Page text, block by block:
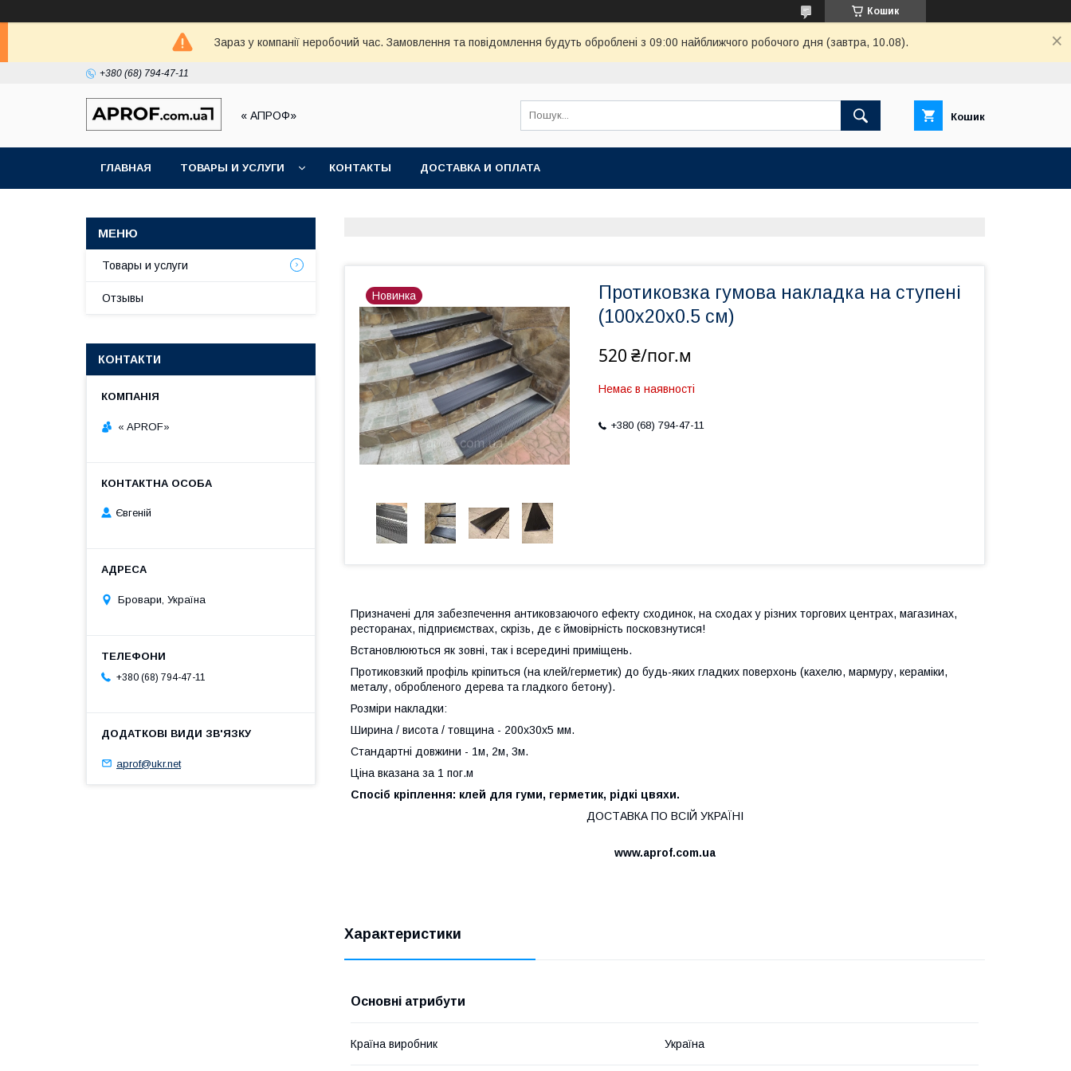
Кошик
Зараз у компанії неробочий час. Замовлення та повідомлення будуть оброблені з 09:00 найближчого робочого дня (завтра, 10.08).
+380 (68) 794-47-11
« АПРОФ» Кошик
ГЛАВНАЯ ТОВАРЫ И УСЛУГИ КОНТАКТЫ ДОСТАВКА И ОПЛАТА
Новинка
Протиковзка гумова накладка на ступені
(100х20х0.5 см)
520 ₴/пог.м
Немає в наявності
+380 (68) 794-47-11
Призначені для забезпечення антиковзаючого ефекту сходинок, на сходах у різних торгових центрах, магазинах,
ресторанах, підприємствах, скрізь, де є ймовірність посковзнутися!
Встановлюються як зовні, так і всередині приміщень.
Протиковзкий профіль кріпиться (на клей/герметик) до будь-яких гладких поверхонь (кахелю, мармуру, кераміки,
металу, обробленого дерева та гладкого бетону).
Розміри накладки:
Ширина / висота / товщина - 200х30х5 мм.
Стандартні довжини - 1м, 2м, 3м.
Ціна вказана за 1 пог.м
Спосіб кріплення: клей для гуми, герметик, рідкі цвяхи.
ДОСТАВКА ПО ВСІЙ УКРАЇНІ
www.aprof.com.ua
Характеристики
Основні атрибути
Країна виробник Україна
Товары и услуги
Отзывы
КОНТАКТИ
« APROF»
Євгеній
Бровари, Україна
+380 (68) 794-47-11
aprof@ukr.net